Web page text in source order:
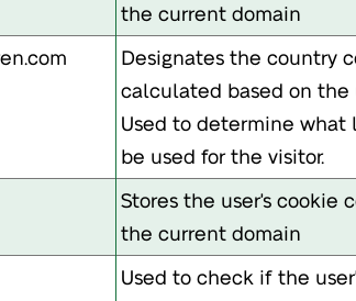
the current domain
Designates the country
calculated based on the
Used to determine what
be used for the visitor.
Stores the user's cookie
the current domain
Used to check if the